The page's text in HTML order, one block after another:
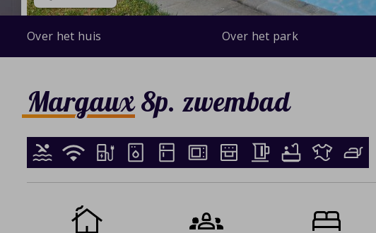
Over het huis Over het park
Margaux 8p. zwembad